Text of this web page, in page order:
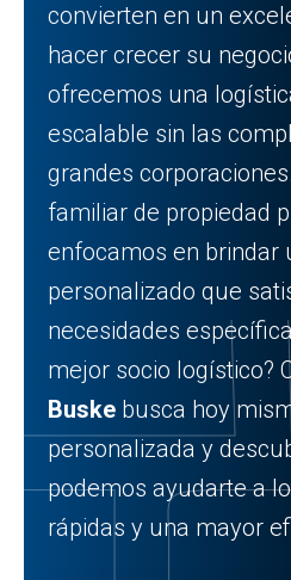
convierten en un
hacer crecer su
ofrecemos una
escalable sin las
grandes
familiar de propiedad
enfocamos en brindar
personalizado que
necesidades
mejor socio logístico?
Buske busca hoy
personalizada y
podemos ayudarte a
rápidas y una mayor